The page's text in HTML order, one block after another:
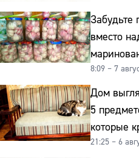
Забудьте
вместо
8:09 – 7
Дом
5
которые
21:25 – 6